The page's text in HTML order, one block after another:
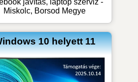
javítás, laptop szerviz -
Miskolc, Borsod Megye
10 helyett 11